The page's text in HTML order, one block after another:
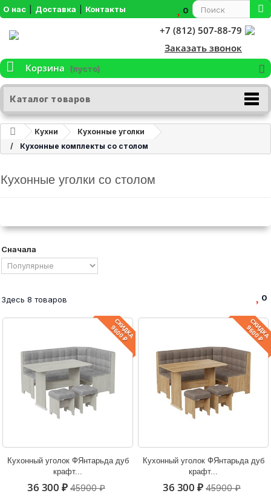
О нас Доставка Контакты 0
+7 (812) 507-88-79
Заказать звонок
Корзина
(пусто)
Каталог товаров
Кухни
Кухонные уголки
Кухонные комплекты со столом
Цена
Ширина:
110см
108
см 85см
Наполнение:
Высокоэластичная пена
Кухонные уголки со столом
Сначала
0
Здесь 8 товаров
СКИДКА
9600 ₽
Кухонный уголок ФЯнтарьда дуб
крафт...
36 300 ₽ 45900 ₽
СКИДКА
9600 ₽
Кухонный уголок ФЯнтарьда дуб
крафт...
36 300 ₽ 45900 ₽